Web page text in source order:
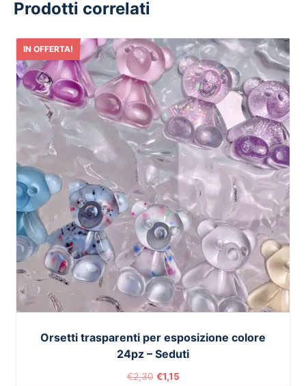
Prodotti correlati
IN OFFERTA!
Orsetti trasparenti per esposizione colore
24pz – Seduti
€2,30 €1,15